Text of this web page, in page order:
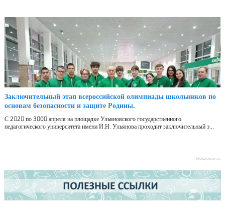
Заключительный этап всероссийской олимпиады школьников по
основам безопасности и защите Родины.
С 2⃣2⃣ по 3⃣0⃣ апреля на площадке Ульяновского государственного
педагогического университета имени И.Н. Ульянова проходит заключительный э...
blogprogram.ru